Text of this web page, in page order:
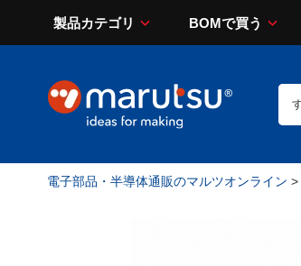
製品カテゴリ BOMで買う
電子部品・半導体通販のマルツオンライン >